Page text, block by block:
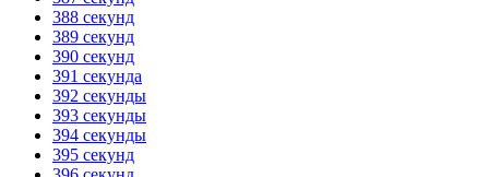
388 секунд
389 секунд
390 секунд
391 секунда
392 секунды
393 секунды
394 секунды
395 секунд